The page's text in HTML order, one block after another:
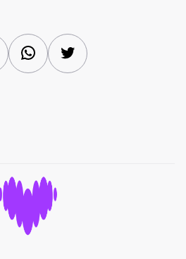
FacebookWhatsAppTwitter